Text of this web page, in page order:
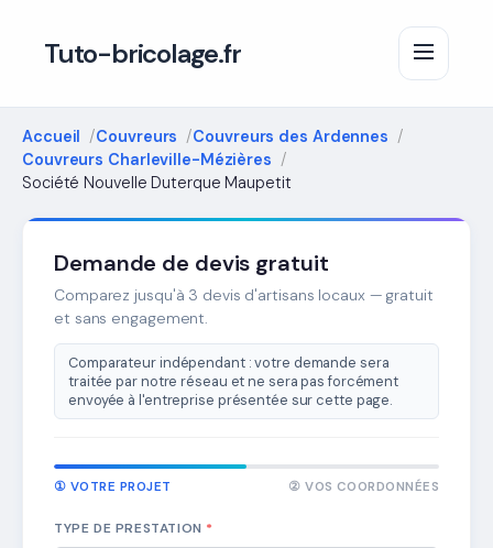
Tuto-bricolage.fr
Accueil Couvreurs
Couvreurs des Ardennes
Couvreurs Charleville-Mézières
Société Nouvelle Duterque Maupetit
Demande de devis gratuit
Comparez jusqu'à 3 devis d'artisans locaux — gratuit
et sans engagement.
Comparateur indépendant : votre demande sera
traitée par notre réseau et ne sera pas forcément
envoyée à l'entreprise présentée sur cette page.
① VOTRE PROJET ② VOS COORDONNÉES
TYPE DE PRESTATION *